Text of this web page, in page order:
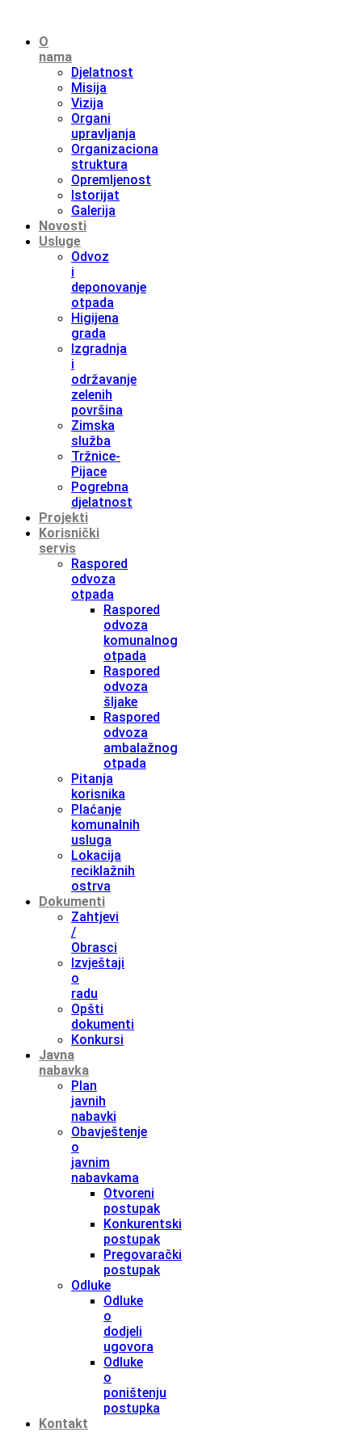
O
nama
Djelatnost
Misija
Vizija
Organi
upravljanja
Organizaciona
struktura
Opremljenost
Istorijat
Galerija
Novosti
Usluge
Odvoz
i
deponovanje
otpada
Higijena
grada
Izgradnja
i
održavanje
zelenih
površina
Zimska
služba
Tržnice-
Pijace
Pogrebna
djelatnost
Projekti
Korisnički
servis
Raspored
odvoza
otpada
Raspored
odvoza
komunalnog
otpada
Raspored
odvoza
šljake
Raspored
odvoza
ambalažnog
otpada
Pitanja
korisnika
Plaćanje
komunalnih
usluga
Lokacija
reciklažnih
ostrva
Dokumenti
Zahtjevi
/
Obrasci
Izvještaji
o
radu
Opšti
dokumenti
Konkursi
Javna
nabavka
Plan
javnih
nabavki
Obavještenje
o
javnim
nabavkama
Otvoreni
postupak
Konkurentski
postupak
Pregovarački
postupak
Odluke
Odluke
o
dodjeli
ugovora
Odluke
o
poništenju
postupka
Kontakt